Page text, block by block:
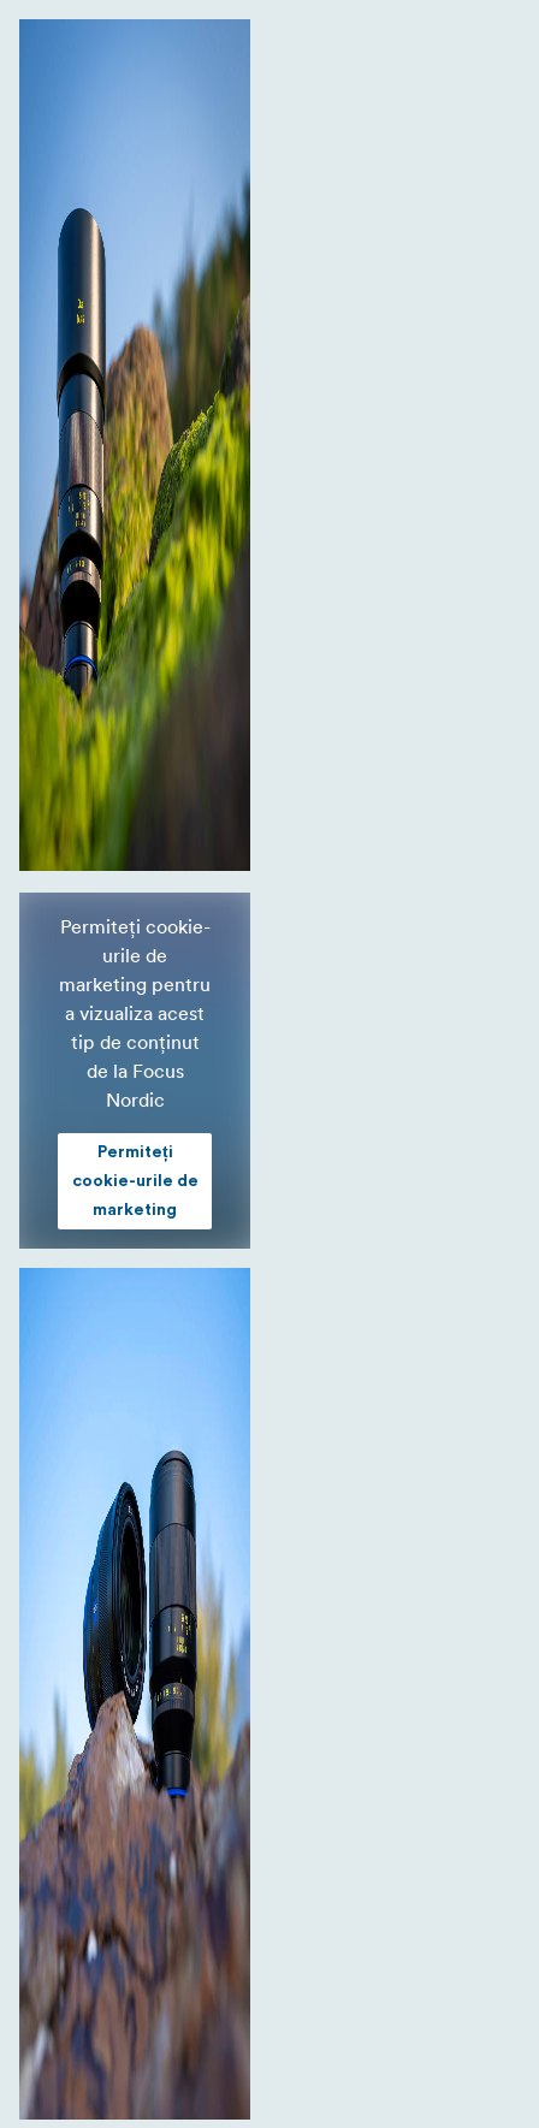
Permiteți cookie-
urile de
marketing pentru
a vizualiza acest
tip de conținut
de la Focus
Nordic
Permiteți
cookie-urile de
marketing